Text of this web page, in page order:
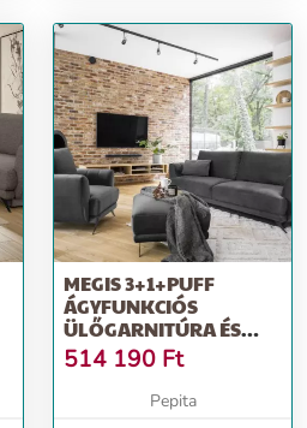
MEGIS 3+1+PUFF
ÁGYFUNKCIÓS
ÜLŐGARNITÚRA ÉS
PUFF SÖTÉTSZÜRKE
514 190 Ft
Pepita